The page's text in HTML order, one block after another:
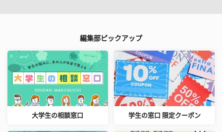
編集部ピックアップ
大学生の相談窓口 学生の窓口 限定クーポン